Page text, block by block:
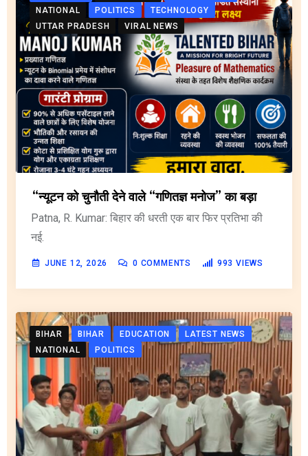
NATIONAL
POLITICS
TECHNOLOGY
UTTAR PRADESH
VIRAL NEWS
“न्यूटन को चुनौती देने वाले “गणितज्ञ मनोज” का बड़ा
Patna, R. Kumar: बिहार की धरती एक बार फिर प्रतिभा की
नई.
JUNE 12, 2026 0 COMMENTS 993 VIEWS
BIHAR BIHAR EDUCATION
LATEST NEWS
NATIONAL
POLITICS